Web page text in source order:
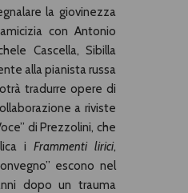
la giovinezza
con Antonio
Cascella, Sibilla
alla pianista russa
tradurre opere di
a riviste
di Prezzolini, che
iFrammenti lirici,
escono nel
dopo un trauma